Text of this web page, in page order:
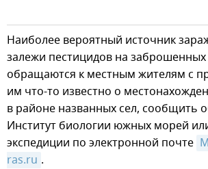
Наиболее вероятный источник
залежи пестицидов на заброшенных
обращаются к местным жителям с
им что-то известно о
в районе названных сел, сообщить
Институт биологии южных морей
экспедиции по электронной почте
ras.ru .